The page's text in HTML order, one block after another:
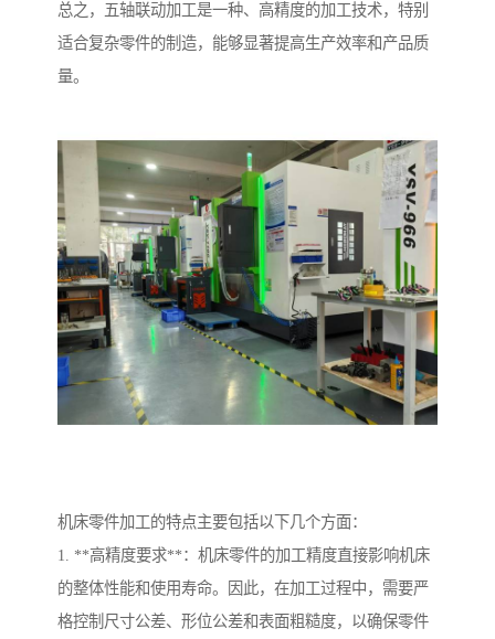
总之，五轴联动加工是一种、高精度的加工技术，特别
适合复杂零件的制造，能够显著提高生产效率和产品质
量。
机床零件加工的特点主要包括以下几个方面：
1. **高精度要求**：机床零件的加工精度直接影响机床
的整体性能和使用寿命。因此，在加工过程中，需要严
格控制尺寸公差、形位公差和表面粗糙度，以确保零件